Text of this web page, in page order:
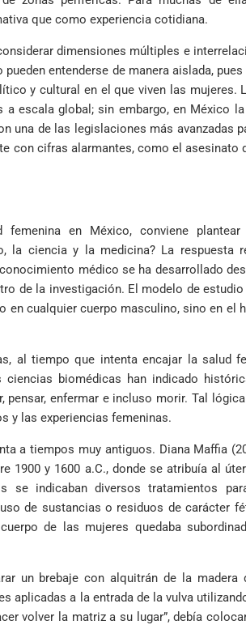
que como experiencia cotidiana.
dimensiones múltiples e
entenderse de manera aislada,
y cultural en el que viven las mujeres.
escala global; sin embargo, en México
una de las legislaciones más avanzadas
con cifras alarmantes, como el asesinato
en México, conviene plantear
la ciencia y la medicina? La respuesta
médico se ha desarrollado
de la investigación. El modelo de
en cualquier cuerpo masculino, sino en el
al tiempo que intenta encajar la salud
biomédicas han indicado
pensar, enfermar e incluso morir. Tal
y las experiencias femeninas.
a tiempos muy antiguos. Diana Maffia
1900 y 1600 a.C., donde se atribuía al
se indicaban diversos tratamientos
de sustancias o residuos de carácter
de las mujeres quedaba
un brebaje con alquitrán de la madera
aplicadas a la entrada de la vulva
volver la matriz a su lugar”, debía